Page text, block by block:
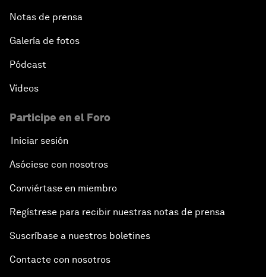
Notas de prensa
Galería de fotos
Pódcast
Vídeos
Participe en el Foro
Iniciar sesión
Asóciese con nosotros
Conviértase en miembro
Regístrese para recibir nuestras notas de prensa
Suscríbase a nuestros boletines
Contacte con nosotros